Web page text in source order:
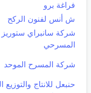
فراغة برو
ش أنس لفنون الركح
شركة سانبراي ستوريز
المسرحي
شركة المسرح الموحد
حنبعل للانتاج والتوزيع